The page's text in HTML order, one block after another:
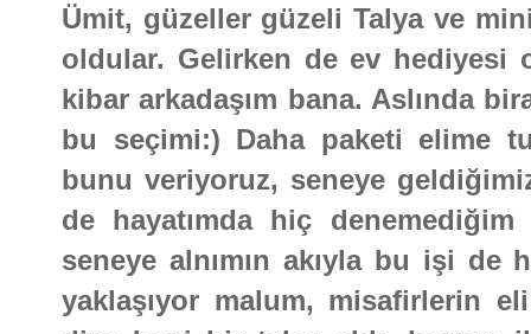
Ümit, güzeller güzeli Talya ve
oldular. Gelirken de ev hediyesi
kibar arkadaşım bana. Aslında
bu seçimi:) Daha paketi elime
bunu veriyoruz, seneye
de hayatımda hiç
seneye alnımın akıyla bu işi de
yaklaşıyor malum, misafirlerin eli